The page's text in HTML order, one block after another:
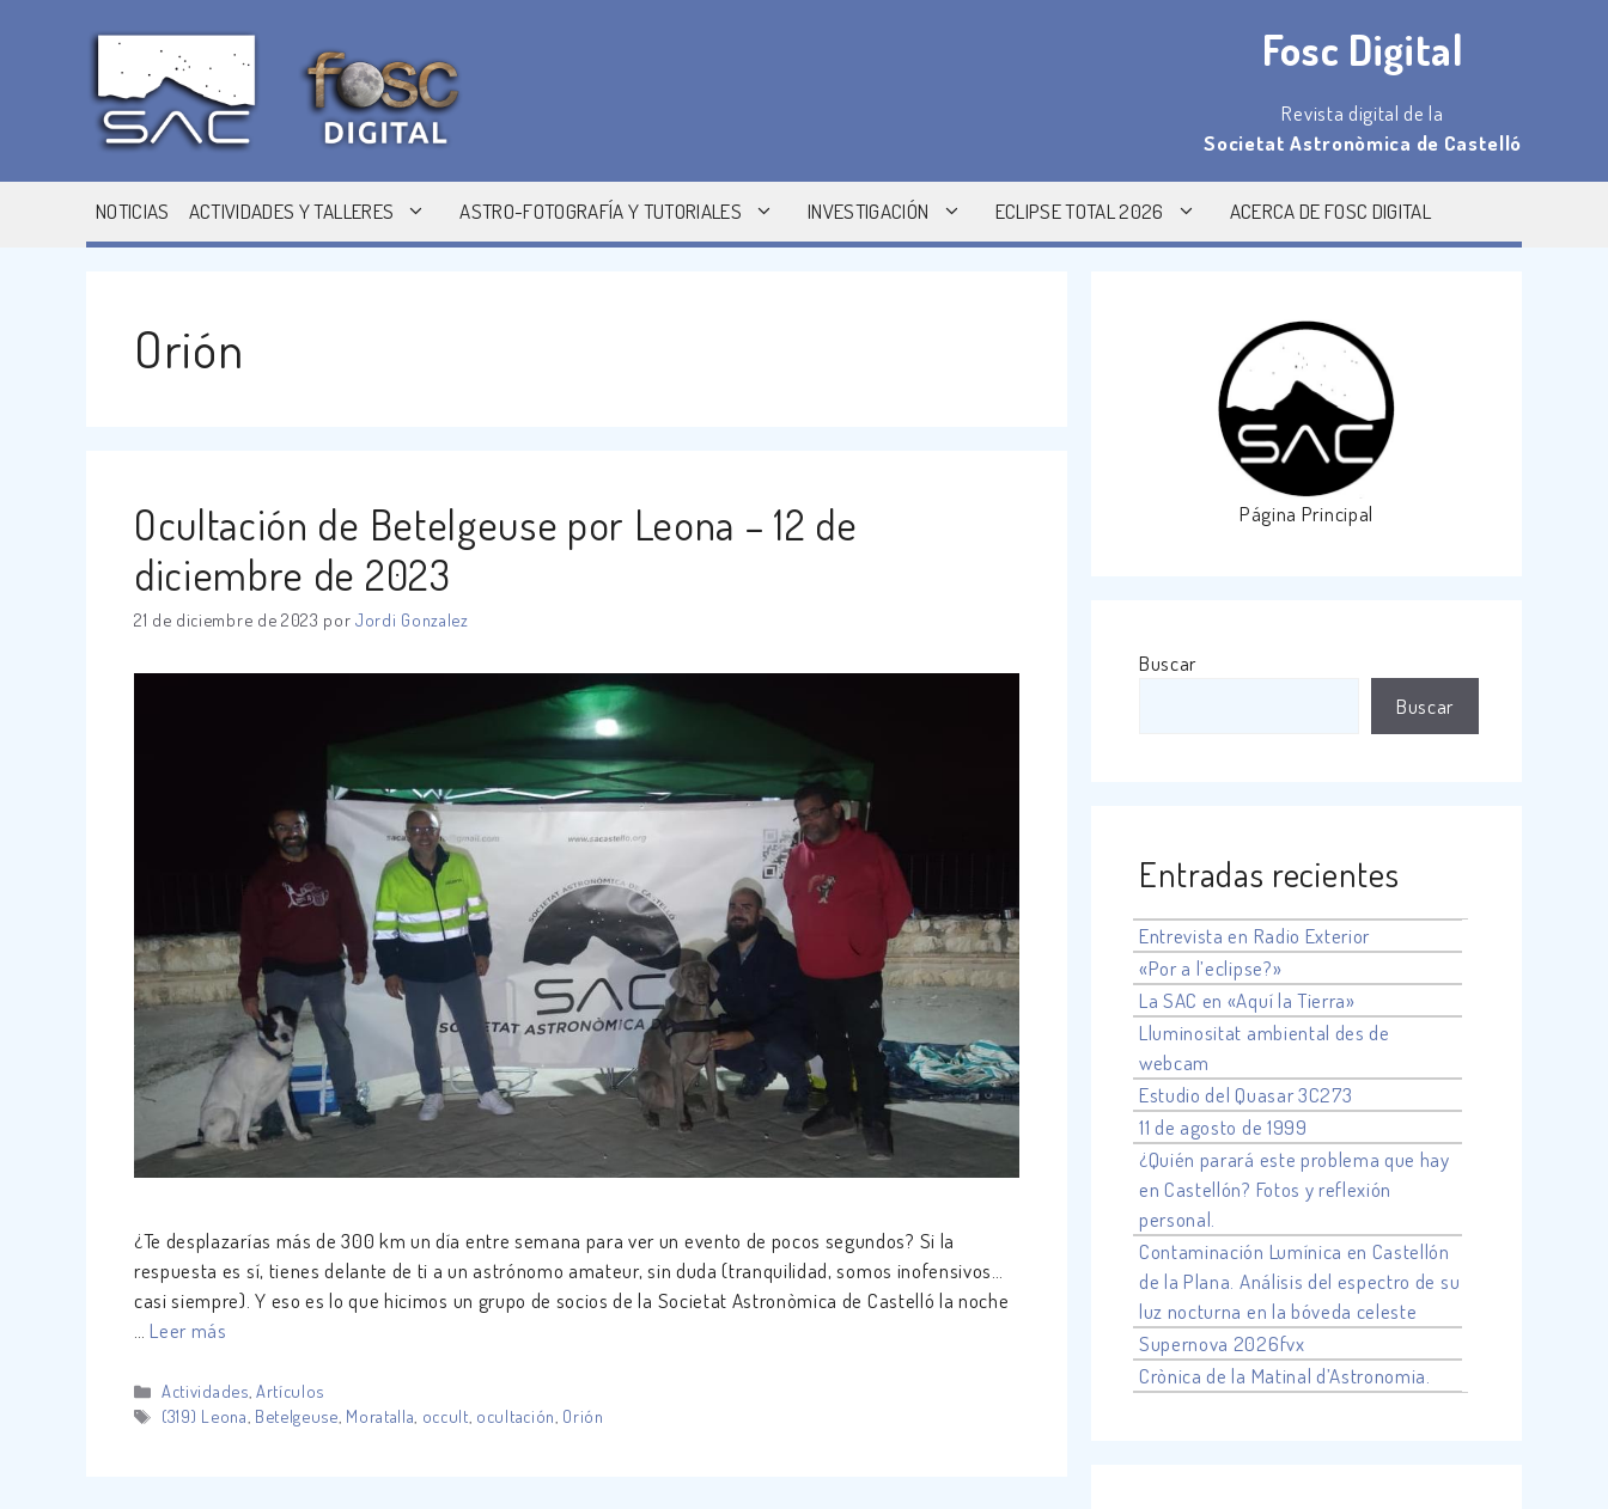
Fosc Digital
Revista digital de la
Societat Astronòmica de Castelló
NOTICIAS ACTIVIDADES Y TALLERES ASTRO-FOTOGRAFÍA Y TUTORIALES INVESTIGACIÓN ECLIPSE TOTAL 2026 ACERCA DE FOSC DIGITAL
Orión
Ocultación de Betelgeuse por Leona – 12 de
diciembre de 2023
21 de diciembre de 2023 porJordi Gonzalez
¿Te desplazarías más de 300 km un día entre semana para ver un evento de pocos segundos? Si la
respuesta es sí, tienes delante de ti a un astrónomo amateur, sin duda (tranquilidad, somos inofensivos…
casi siempre). Y eso es lo que hicimos un grupo de socios de la Societat Astronòmica de Castelló la noche
Leer más
Categorías
Actividades Artículos
Etiquetas
(319) Leona Betelgeuse Moratalla occult ocultación Orión
Página Principal
Buscar
Buscar
Entradas recientes
Entrevista en Radio Exterior
«Por a l’eclipse?»
La SAC en «Aquí la Tierra»
Lluminositat ambiental des de
webcam
Estudio del Quasar 3C273
11 de agosto de 1999
¿Quién parará este problema que hay
en Castellón? Fotos y reflexión
personal.
Contaminación Lumínica en Castellón
de la Plana. Análisis del espectro de su
luz nocturna en la bóveda celeste
Supernova 2026fvx
Crònica de la Matinal d’Astronomia.